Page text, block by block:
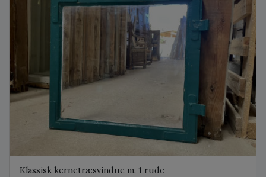
Klassisk kernetræsvindue m. 1 rude